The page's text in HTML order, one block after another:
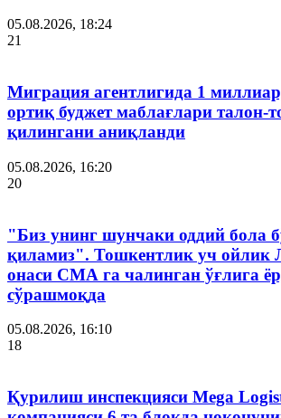
05.08.2026, 18:24
21
Миграция агентлигида 1
ортиқ буджет маблағлари талон-
қилингани аниқланди
05.08.2026, 16:20
20
"Биз унинг шунчаки оддий бола
қиламиз". Тошкентлик уч ойлик
онаси СМА га чалинган ўғлига
сўрашмоқда
05.08.2026, 16:10
18
Қурилиш инспекцияси Мega